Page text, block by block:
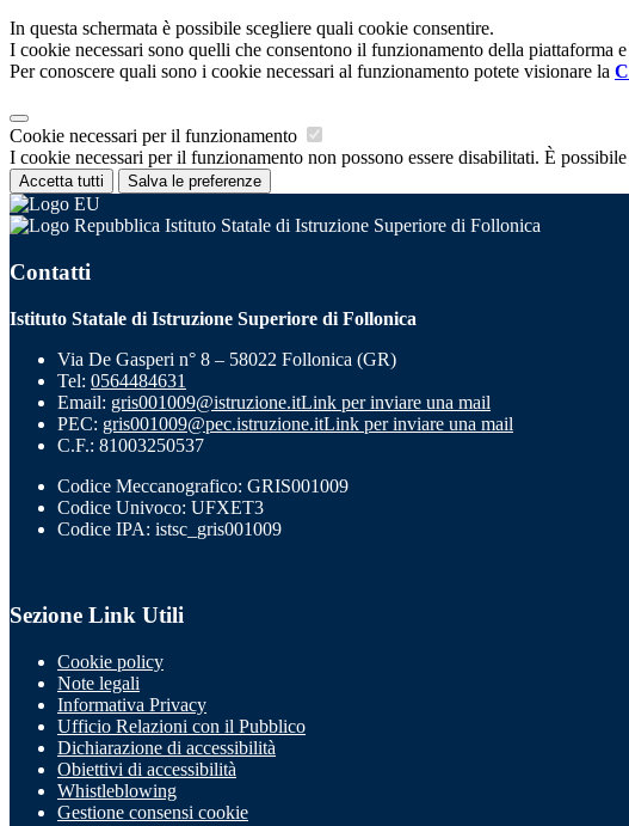
In questa schermata è possibile scegliere quali cookie consentire.
I cookie necessari sono quelli che consentono il funzionamento della piattaforma
Per conoscere quali sono i cookie necessari al funzionamento potete visionare la
Cookie necessari per il funzionamento
I cookie necessari per il funzionamento non possono essere disabilitati. È
Accetta tutti Salva le preferenze
Istituto Statale di Istruzione Superiore di Follonica
Contatti
Istituto Statale di Istruzione Superiore di Follonica
Via De Gasperi n° 8 – 58022 Follonica (GR)
Tel: 0564484631
Email: gris001009@istruzione.itLink per inviare una mail
PEC: gris001009@pec.istruzione.itLink per inviare una mail
C.F.: 81003250537
Codice Meccanografico: GRIS001009
Codice Univoco: UFXET3
Codice IPA: istsc_gris001009
Sezione Link Utili
Cookie policy
Note legali
Informativa Privacy
Ufficio Relazioni con il Pubblico
Dichiarazione di accessibilità
Obiettivi di accessibilità
Whistleblowing
Gestione consensi cookie